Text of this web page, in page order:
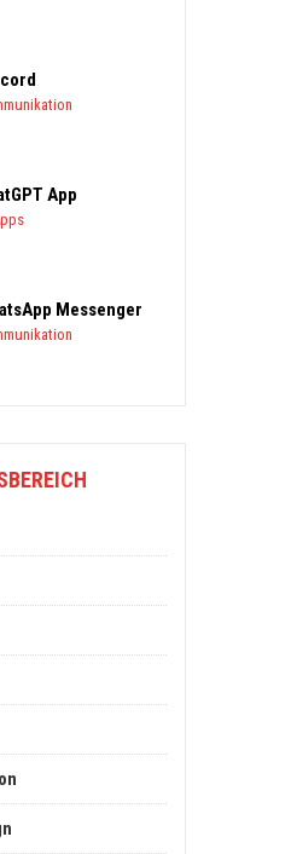
App
Messenger